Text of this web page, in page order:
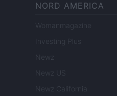
NORD AMERICA
Womanmagazine
Investing Plus
Newz
Newz US
Newz California